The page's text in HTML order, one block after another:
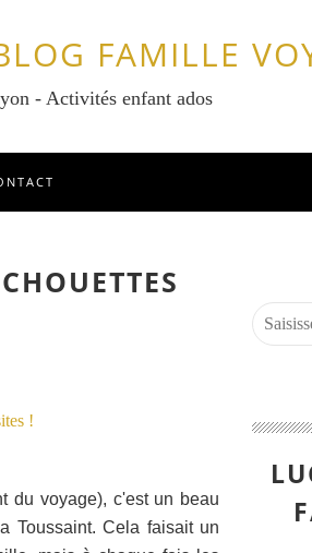
FAMILLE
- Activités enfant ados
du voyage), c'est un beau
Toussaint. Cela faisait un